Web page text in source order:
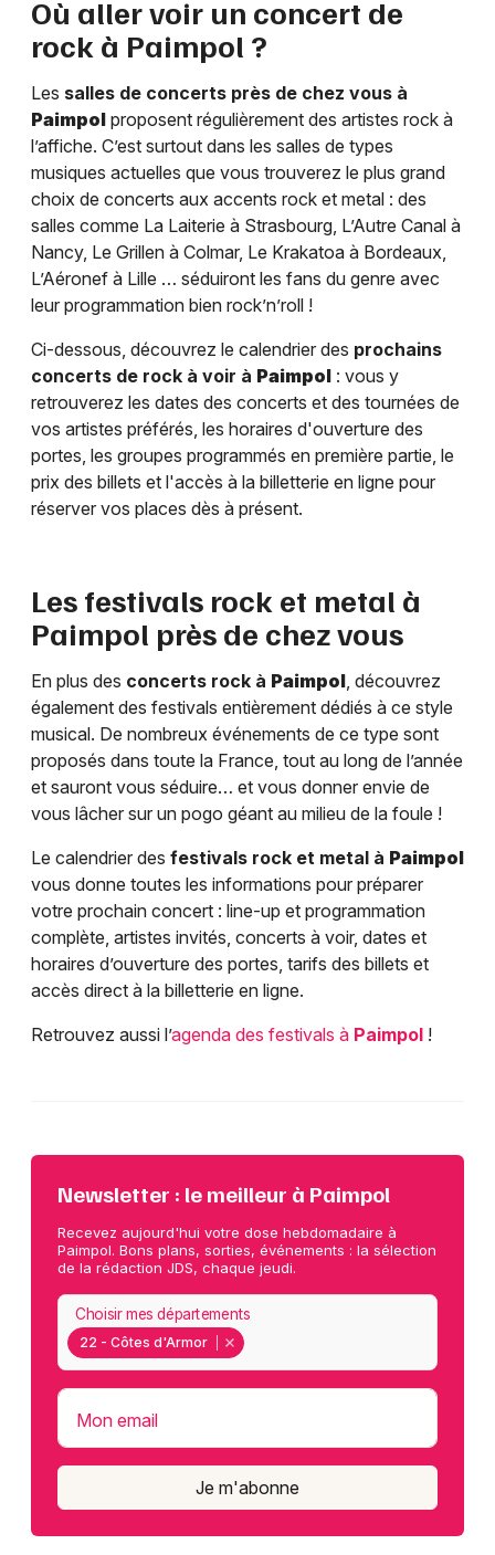
Où aller voir un concert de
rock à Paimpol ?
Les salles de concerts près de chez vous à
Paimpol proposent régulièrement des artistes rock à
l’affiche. C’est surtout dans les salles de types
musiques actuelles que vous trouverez le plus grand
choix de concerts aux accents rock et metal : des
salles comme La Laiterie à Strasbourg, L’Autre Canal à
Nancy, Le Grillen à Colmar, Le Krakatoa à Bordeaux,
L’Aéronef à Lille … séduiront les fans du genre avec
leur programmation bien rock’n’roll !
Ci-dessous, découvrez le calendrier des prochains
concerts de rock à voir à Paimpol : vous y
retrouverez les dates des concerts et des tournées de
vos artistes préférés, les horaires d'ouverture des
portes, les groupes programmés en première partie, le
prix des billets et l'accès à la billetterie en ligne pour
réserver vos places dès à présent.
Les festivals rock et metal à
Paimpol près de chez vous
En plus des concerts rock à Paimpol, découvrez
également des festivals entièrement dédiés à ce style
musical. De nombreux événements de ce type sont
proposés dans toute la France, tout au long de l’année
et sauront vous séduire… et vous donner envie de
vous lâcher sur un pogo géant au milieu de la foule !
Le calendrier des festivals rock et metal à Paimpol
vous donne toutes les informations pour préparer
votre prochain concert : line-up et programmation
complète, artistes invités, concerts à voir, dates et
horaires d’ouverture des portes, tarifs des billets et
accès direct à la billetterie en ligne.
Retrouvez aussi l’agenda des festivals à Paimpol !
Newsletter : le meilleur à Paimpol
Recevez aujourd'hui votre dose hebdomadaire à
Paimpol. Bons plans, sorties, événements : la sélection
de la rédaction JDS, chaque jeudi.
22 - Côtes d'Armor
Choisir mes départements
Mon email
Je m'abonne